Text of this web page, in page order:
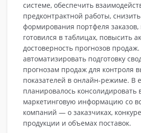
системе, обеспечить
предконтрактной работы,
формирования портфеля
готовился в таблицах, повысить
достоверность прогнозов
автоматизировать подготовку
прогнозам продаж для контроля
показателей в онлайн-режиме. В
планировалось консолидировать
маркетинговую информацию со
компаний — о заказчиках,
продукции и объемах поставок.